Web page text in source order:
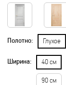
Полотно: Глухое
Ширина: 40 см
90 см